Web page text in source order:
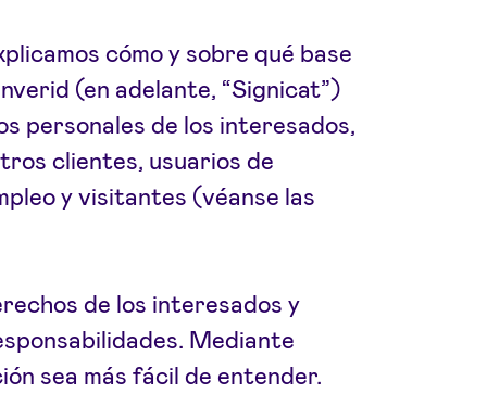
cómo y sobre qué base
(en adelante, “Signicat”)
personales de los interesados,
clientes, usuarios de
y visitantes (véanse las
de los interesados y
Mediante
sea más fácil de entender.